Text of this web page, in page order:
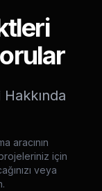
aracının
için
veya